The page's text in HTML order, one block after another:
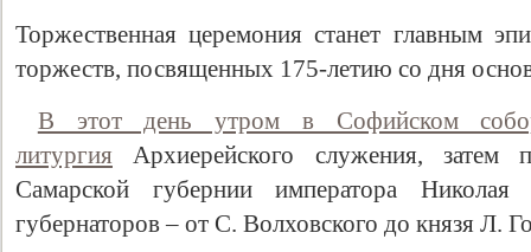
Торжественная церемония станет главным
торжеств, посвященных 175-летию со дня
В этот день утром в Софийском
литургия Архиерейского служения, затем
Самарской губернии императора
губернаторов – от С. Волховского до князя Л.